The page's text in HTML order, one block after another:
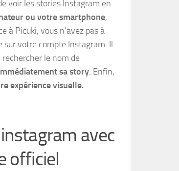
voir les stories Instagram en
ou votre smartphone,
à Picuki, vous n’avez pas à
sur votre compte Instagram. Il
le nom de
sa story. Enfin,
expérience visuelle.
avec
officiel